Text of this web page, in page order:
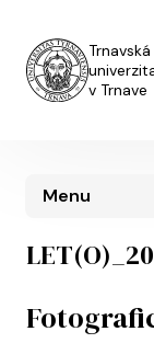
Trnavská
v Trnave
Menu